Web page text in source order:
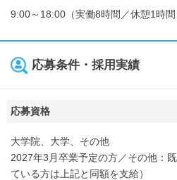
9:00～18:00（実働8時間／休憩1時間
応募条件・採用実績
応募資格
大学院、大学、その他
2027年3月卒業予定の方／その他：
ている方は上記と同額を支給）